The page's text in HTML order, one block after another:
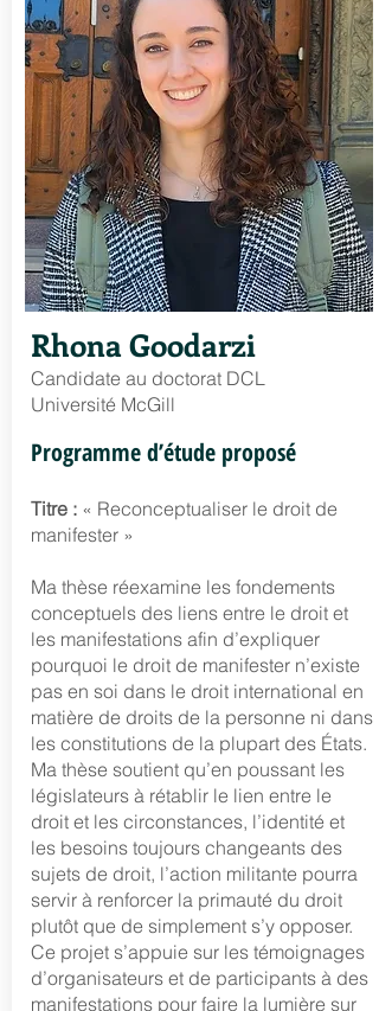
Rhona Goodarzi
Candidate au doctorat DCL
Université McGill
Programme d’étude proposé
Titre : « Reconceptualiser le droit de
manifester »
Ma thèse réexamine les fondements
conceptuels des liens entre le droit et
les manifestations afin d’expliquer
pourquoi le droit de manifester n’existe
pas en soi dans le droit international en
matière de droits de la personne ni dans
les constitutions de la plupart des États.
Ma thèse soutient qu’en poussant les
législateurs à rétablir le lien entre le
droit et les circonstances, l’identité et
les besoins toujours changeants des
sujets de droit, l’action militante pourra
servir à renforcer la primauté du droit
plutôt que de simplement s’y opposer.
Ce projet s’appuie sur les témoignages
d’organisateurs et de participants à des
manifestations pour faire la lumière sur